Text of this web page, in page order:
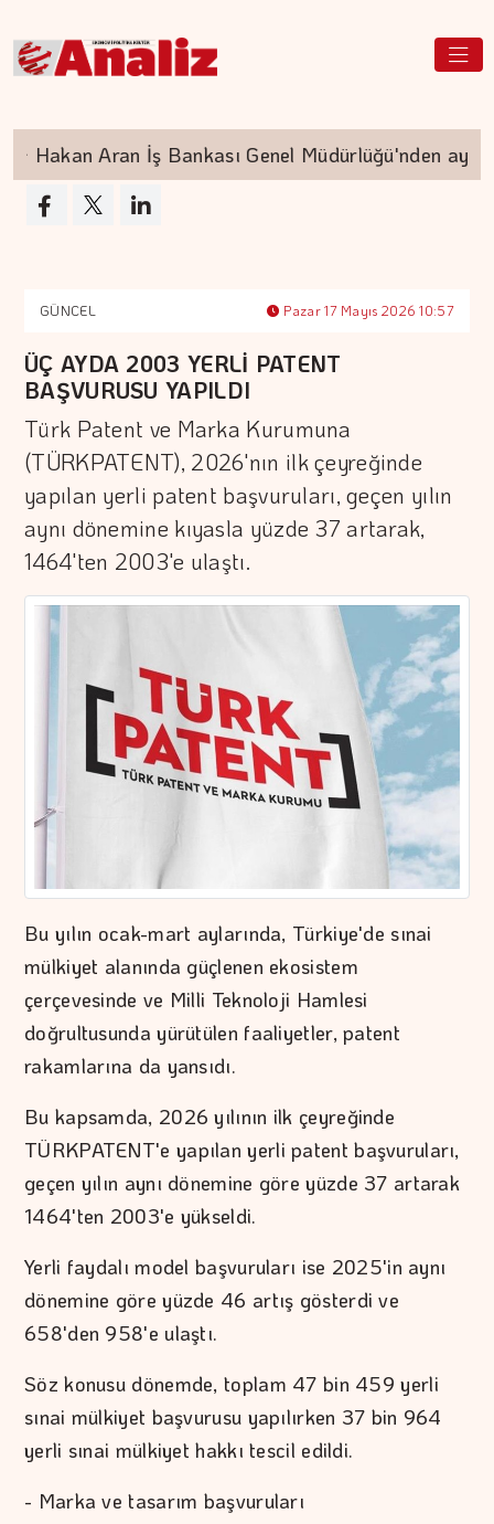
Hakan Aran İş Bankası Genel Müdürlüğü'nden
GÜNCEL Pazar 17 Mayıs 2026 10:57
ÜÇ AYDA 2003 YERLİ PATENT
BAŞVURUSU YAPILDI
Türk Patent ve Marka Kurumuna
(TÜRKPATENT), 2026'nın ilk çeyreğinde
yapılan yerli patent başvuruları, geçen yılın
aynı dönemine kıyasla yüzde 37 artarak,
1464'ten 2003'e ulaştı.
Bu yılın ocak-mart aylarında, Türkiye'de sınai
mülkiyet alanında güçlenen ekosistem
çerçevesinde ve Milli Teknoloji Hamlesi
doğrultusunda yürütülen faaliyetler, patent
rakamlarına da yansıdı.
Bu kapsamda, 2026 yılının ilk çeyreğinde
TÜRKPATENT'e yapılan yerli patent başvuruları,
geçen yılın aynı dönemine göre yüzde 37 artarak
1464'ten 2003'e yükseldi.
Yerli faydalı model başvuruları ise 2025'in aynı
dönemine göre yüzde 46 artış gösterdi ve
658'den 958'e ulaştı.
Söz konusu dönemde, toplam 47 bin 459 yerli
sınai mülkiyet başvurusu yapılırken 37 bin 964
yerli sınai mülkiyet hakkı tescil edildi.
- Marka ve tasarım başvuruları